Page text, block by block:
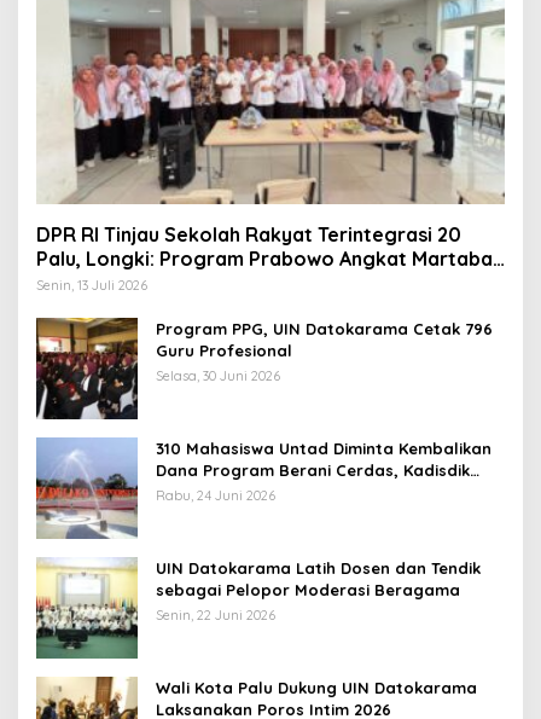
DPR RI Tinjau Sekolah Rakyat Terintegrasi 20
Palu, Longki: Program Prabowo Angkat Martabat
Anak Miskin
Senin, 13 Juli 2026
Program PPG, UIN Datokarama Cetak 796
Guru Profesional
Selasa, 30 Juni 2026
310 Mahasiswa Untad Diminta Kembalikan
Dana Program Berani Cerdas, Kadisdik
Sulteng: Tidak Boleh Terima Beasiswa
Rabu, 24 Juni 2026
UIN Datokarama Latih Dosen dan Tendik
sebagai Pelopor Moderasi Beragama
Senin, 22 Juni 2026
Wali Kota Palu Dukung UIN Datokarama
Laksanakan Poros Intim 2026